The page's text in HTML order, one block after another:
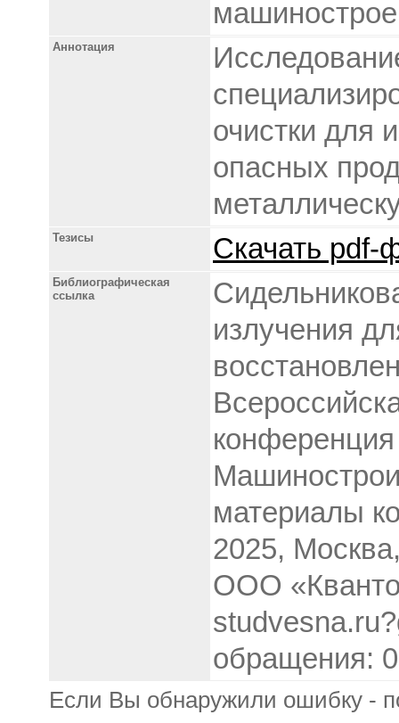
Аннотация
очистки для
опасных
Тезисы Скачать pdf-
Библиографическая
ссылка
излучения
материалы
2025,
ООО
обращения:
Если Вы обнаружили ошибку -